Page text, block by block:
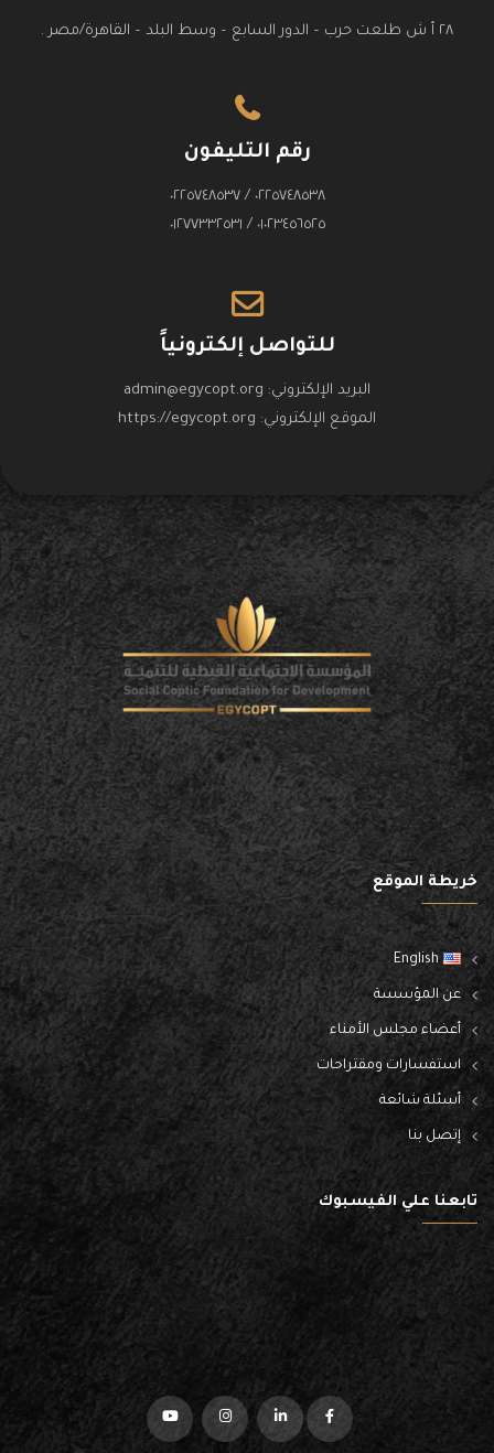
٢٨ أ ش طلعت حرب – الدور السابع – وسط البلد – القاهرة/مصر .
رقم التليفون
٠٢٢٥٧٤٨٥٣٨ / ٠٢٢٥٧٤٨٥٣٧
٠١٠٢٣٤٥٦٥٢٥ / ٠١٢٧٧٣٣٢٥٣١
للتواصل إلكترونياً
البريد الإلكتروني: admin@egycopt.org
الموقع الإلكتروني: https://egycopt.org
خريطة الموقع
English
عن المؤسسة
أعضاء مجلس الأمناء
استفسارات ومقتراحات
أسئلة شائعة
إتصل بنا
تابعنا علي الفيسبوك